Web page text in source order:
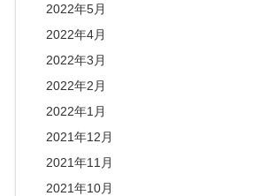
2022年5月
2022年4月
2022年3月
2022年2月
2022年1月
2021年12月
2021年11月
2021年10月